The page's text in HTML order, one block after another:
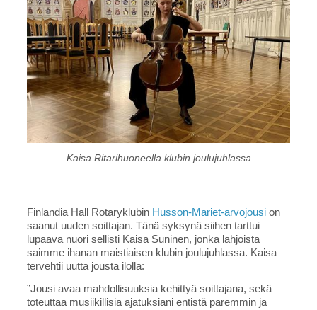
Kaisa Ritarihuoneella klubin joulujuhlassa
Finlandia Hall Rotaryklubin Husson-Mariet-arvojousi on
saanut uuden soittajan. Tänä syksynä siihen tarttui
lupaava nuori sellisti Kaisa Suninen, jonka lahjoista
saimme ihanan maistiaisen klubin joulujuhlassa. Kaisa
tervehtii uutta jousta ilolla:
”Jousi avaa mahdollisuuksia kehittyä soittajana, sekä
toteuttaa musiikillisia ajatuksiani entistä paremmin ja